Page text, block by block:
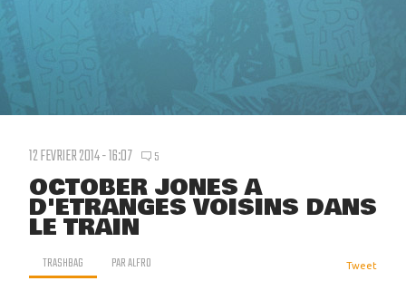
12 FEVRIER 2014 - 16:07 5
OCTOBER JONES A
D'ÉTRANGES VOISINS DANS
LE TRAIN
TRASHBAG PARALFRO Tweet